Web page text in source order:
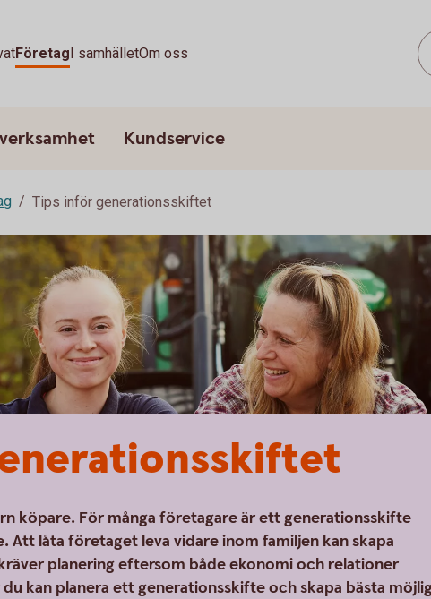
FöretagI samhälletOm oss
Kundservice
Tips inför generationsskiftet
köpare. För många företagare är ett generationsskifte
Att låta företaget leva vidare inom familjen kan skapa
planering eftersom både ekonomi och relationer
kan planera ett generationsskifte och skapa bästa